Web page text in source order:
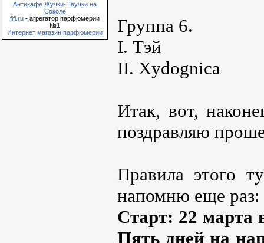
Антикафе Жучки-Паучки на
Соколе
fifi.ru - агрегатор парфюмерии
№1
Интернет магазин парфюмерии
Группа 6.
I. Тэй
II. Xydognica
Итак, вот,
поздравляю
Правила этого
напомню еще раз:
Старт: 22 марта
Пять дней на